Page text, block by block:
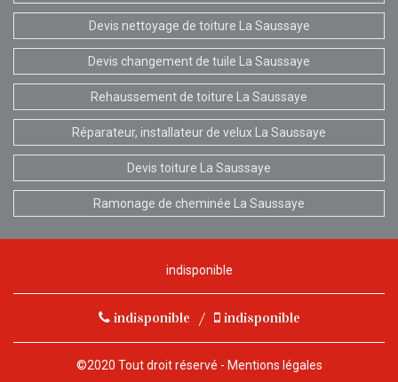
Devis nettoyage de toiture La Saussaye
Devis changement de tuile La Saussaye
Rehaussement de toiture La Saussaye
Réparateur, installateur de velux La Saussaye
Devis toiture La Saussaye
Ramonage de cheminée La Saussaye
indisponible
indisponible / indisponible
©2020 Tout droit réservé - Mentions légales